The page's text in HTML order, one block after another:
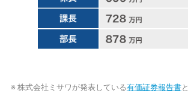
※ 株式会社ミサワが発表している有価証券報告書と